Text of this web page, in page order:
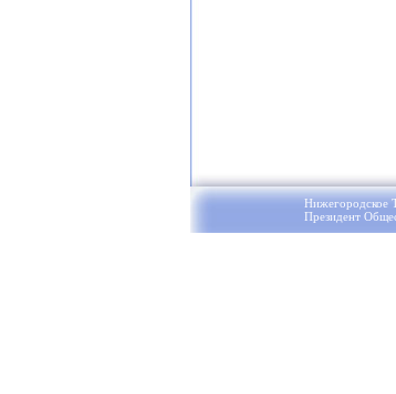
Нижегородское
Президент